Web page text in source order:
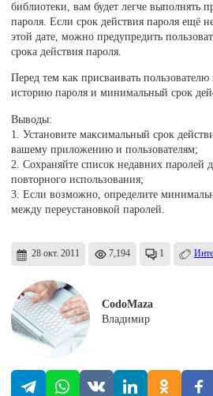
библиотеки, вам будет легче выполнять
пароля. Если срок действия пароля ещё
этой дате, можно предупредить
срока действия пароля.
Перед тем как присваивать
историю пароля и минимальный срок
Выводы:
1. Установите максимальный срок
вашему приложению и пользователям;
2. Сохраняйте список недавних паролей
повторного использования;
3. Если возможно, определите
между переустановкой паролей.
28 окт. 2011 7,194 1
CodoMaza
Владимир